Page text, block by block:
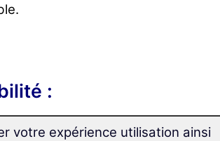
:
votre expérience utilisation ainsi